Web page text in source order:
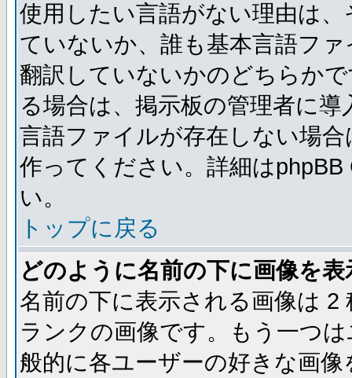
使用したい言語がない理由は
ていないか、誰も基本言語フ
翻訳していないかのどちらか
る場合は、掲示板の管理者に
言語ファイルが存在しない場
作ってください。詳細は
い。
トップに戻る
どのように名前の下に画像を
名前の下に表示される画像は
ランクの画像です。もう一つ
般的に各ユーザーの好きな画